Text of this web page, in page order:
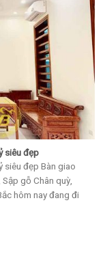
siêu đẹp
siêu đẹp Bàn giao
gỗ Chân quỳ,
hôm nay đang đi